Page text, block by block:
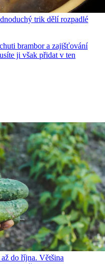
trik dělí rozpadlé
brambor a zajišťování
ji však přidat v ten
do října. Většina